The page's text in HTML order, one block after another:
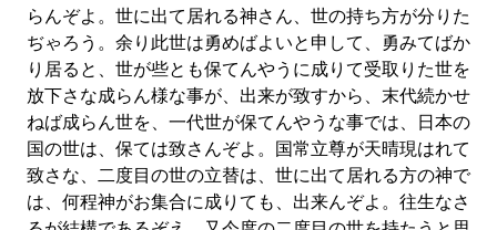
らんぞよ。世に出て居れる神さん、世の持ち方が分りた
ぢゃろう。余り此世は勇めばよいと申して、勇みてばか
り居ると、世が些とも保てんやうに成りて受取りた世を
放下さな成らん様な事が、出来が致すから、末代続かせ
ねば成らん世を、一代世が保てんやうな事では、日本の
国の世は、保ては致さんぞよ。国常立尊が天晴現はれて
致さな、二度目の世の立替は、世に出て居れる方の神で
は、何程神がお集合に成りても、出来んぞよ。往生なさ